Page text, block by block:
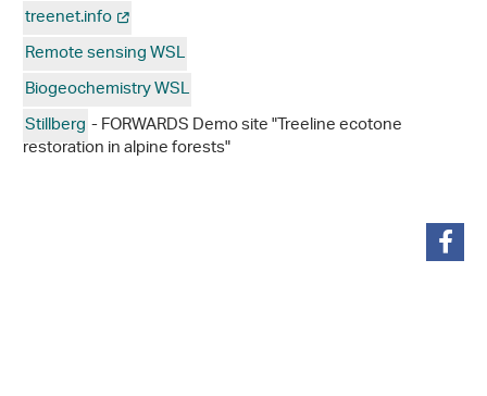
treenet.info
Remote sensing WSL
Biogeochemistry WSL
Stillberg- FORWARDS Demo site "Treeline ecotone
restoration in alpine forests"